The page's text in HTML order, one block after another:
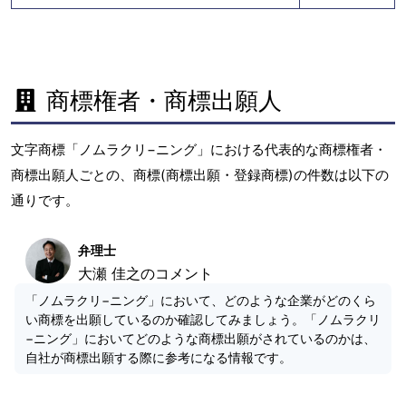
商標権者・商標出願人
文字商標「ノムラクリ−ニング」における代表的な商標権者・
商標出願人ごとの、商標(商標出願・登録商標)の件数は以下の
通りです。
弁理士
大瀬 佳之のコメント
「ノムラクリ−ニング」において、どのような企業がどのくら
い商標を出願しているのか確認してみましょう。「ノムラクリ
−ニング」においてどのような商標出願がされているのかは、
自社が商標出願する際に参考になる情報です。